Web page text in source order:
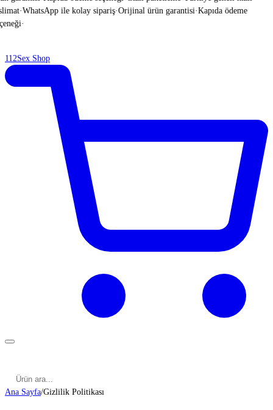
·WhatsApp ile kolay sipariş·Orijinal ürün garantisi·Kapıda ödeme
·
112Sex Shop
Ana Sayfa/Gizlilik Politikası